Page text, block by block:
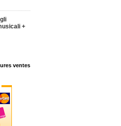
+
ventes